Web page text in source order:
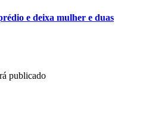
e deixa mulher e duas
publicado